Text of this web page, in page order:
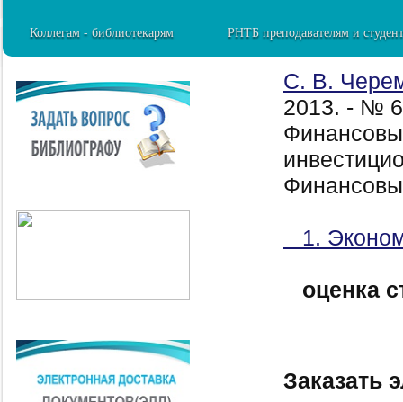
Коллегам - библиотекарям РНТБ преподавателям и
С. В.
2013. - №
1.
оценка
Заказать